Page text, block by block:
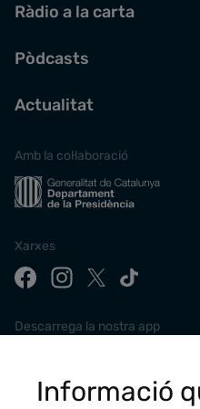
Ràdio a la carta
Pòdcasts
Actualitat
Amb la col·laboració
Xarxes
Descarrega la nostra app
Informació